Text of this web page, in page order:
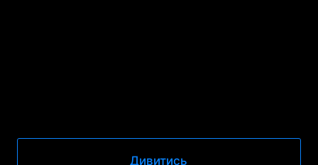
Дивитись